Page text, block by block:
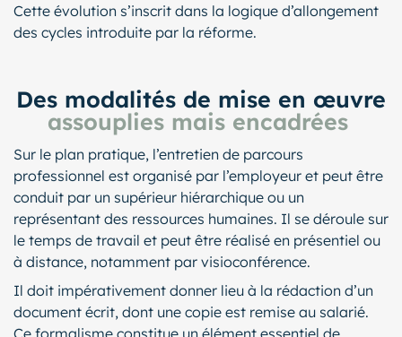
Cette évolution s’inscrit dans la logique d’allongement
des cycles introduite par la réforme.
Des modalités de mise en œuvre
assouplies mais encadrées
Sur le plan pratique, l’entretien de parcours
professionnel est organisé par l’employeur et peut être
conduit par un supérieur hiérarchique ou un
représentant des ressources humaines. Il se déroule sur
le temps de travail et peut être réalisé en présentiel ou
à distance, notamment par visioconférence.
Il doit impérativement donner lieu à la rédaction d’un
document écrit, dont une copie est remise au salarié.